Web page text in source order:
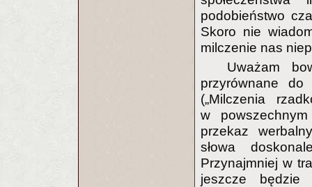
podobieństwo
Skoro nie
milczenie nas
Uważam
przyrównane
(„Milczenia
w
przekaz
słowa
Przynajmniej w
jeszcze będzie